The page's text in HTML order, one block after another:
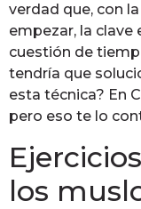
verdad que, con
empezar, la clave
cuestión de
tendría que
esta técnica? En
pero eso te lo
los